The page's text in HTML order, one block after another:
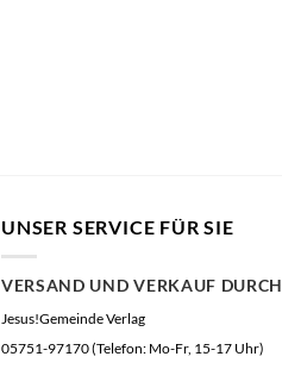
UNSER SERVICE FÜR SIE
VERSAND UND VERKAUF DURCH
Jesus!Gemeinde Verlag
05751-97170 (Telefon: Mo-Fr, 15-17 Uhr)